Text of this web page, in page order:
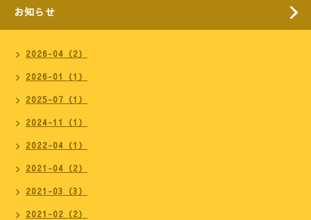
お知らせ
2026-04（2）
2026-01（1）
2025-07（1）
2024-11（1）
2022-04（1）
2021-04（2）
2021-03（3）
2021-02（2）